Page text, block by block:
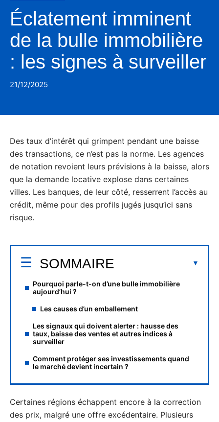
Éclatement imminent
de la bulle immobilière
: les signes à surveiller
21/12/2025
Des taux d’intérêt qui grimpent pendant une baisse
des transactions, ce n’est pas la norme. Les agences
de notation revoient leurs prévisions à la baisse, alors
que la demande locative explose dans certaines
villes. Les banques, de leur côté, resserrent l’accès au
crédit, même pour des profils jugés jusqu’ici sans
risque.
SOMMAIRE
Pourquoi parle-t-on d’une bulle immobilière
aujourd’hui ?
Les causes d’un emballement
Les signaux qui doivent alerter : hausse des
taux, baisse des ventes et autres indices à
surveiller
Comment protéger ses investissements quand
le marché devient incertain ?
Certaines régions échappent encore à la correction
des prix, malgré une offre excédentaire. Plusieurs